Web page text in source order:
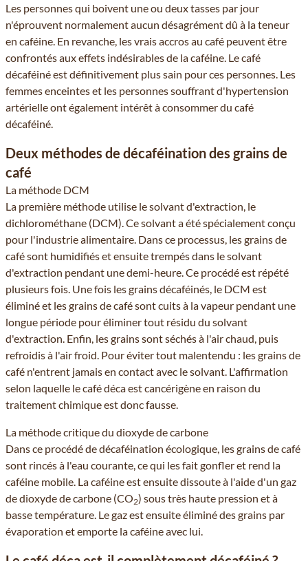
Les personnes qui boivent une ou deux tasses par jour
n'éprouvent normalement aucun désagrément dû à la teneur
en caféine. En revanche, les vrais accros au café peuvent être
confrontés aux effets indésirables de la caféine. Le café
décaféiné est définitivement plus sain pour ces personnes. Les
femmes enceintes et les personnes souffrant d'hypertension
artérielle ont également intérêt à consommer du café
décaféiné.
Deux méthodes de décaféination des grains de
café
La méthode DCM
La première méthode utilise le solvant d'extraction, le
dichlorométhane (DCM). Ce solvant a été spécialement conçu
pour l'industrie alimentaire. Dans ce processus, les grains de
café sont humidifiés et ensuite trempés dans le solvant
d'extraction pendant une demi-heure. Ce procédé est répété
plusieurs fois. Une fois les grains décaféinés, le DCM est
éliminé et les grains de café sont cuits à la vapeur pendant une
longue période pour éliminer tout résidu du solvant
d'extraction. Enfin, les grains sont séchés à l'air chaud, puis
refroidis à l'air froid. Pour éviter tout malentendu : les grains de
café n'entrent jamais en contact avec le solvant. L'affirmation
selon laquelle le café déca est cancérigène en raison du
traitement chimique est donc fausse.
La méthode critique du dioxyde de carbone
Dans ce procédé de décaféination écologique, les grains de café
sont rincés à l'eau courante, ce qui les fait gonfler et rend la
caféine mobile. La caféine est ensuite dissoute à l'aide d'un gaz
de dioxyde de carbone (CO2) sous très haute pression et à
basse température. Le gaz est ensuite éliminé des grains par
évaporation et emporte la caféine avec lui.